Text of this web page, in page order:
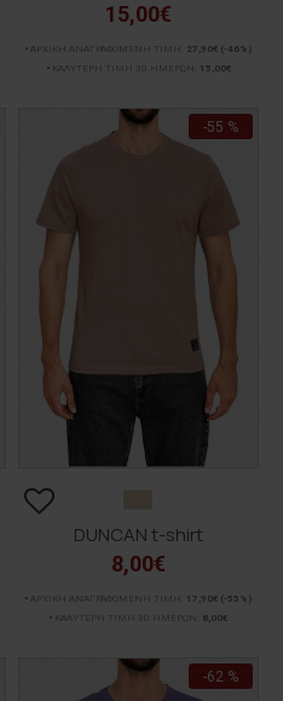
15,00€
ΑΡΧΙΚΗ ΑΝΑΓΡΑΦΟΜΕΝΗ ΤΙΜΗ: 27,90€ (-46%)
ΚΑΛΥΤΕΡΗ ΤΙΜΗ 30 ΗΜΕΡΩΝ:
15,00€
-55 %
DUNCAN t-shirt
8,00€
ΑΡΧΙΚΗ ΑΝΑΓΡΑΦΟΜΕΝΗ ΤΙΜΗ: 17,90€ (-55%)
ΚΑΛΥΤΕΡΗ ΤΙΜΗ 30 ΗΜΕΡΩΝ:
8,00€
-62 %